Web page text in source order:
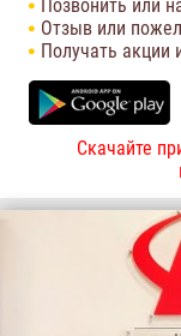
Позвонить или
Отзыв или
Получать акции
Скачайте